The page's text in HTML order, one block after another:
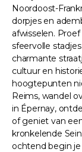
Noordoost-
dorpjes en
afwisselen.
sfeervolle
charmante
cultuur en
hoogtepunten
Reims, wandel
in Épernay,
of geniet van
kronkelende
ochtend begin